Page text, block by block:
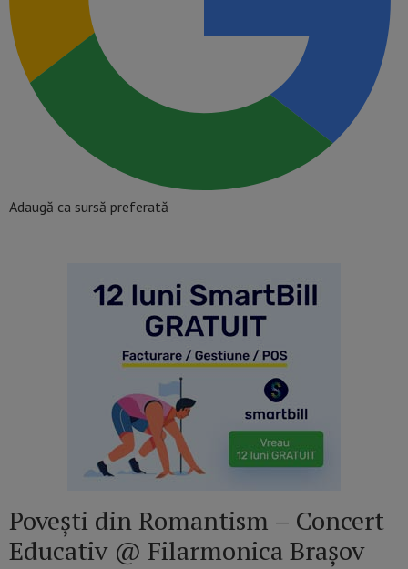
Adaugă ca sursă preferată
Povești din Romantism – Concert
Educativ @ Filarmonica Brașov